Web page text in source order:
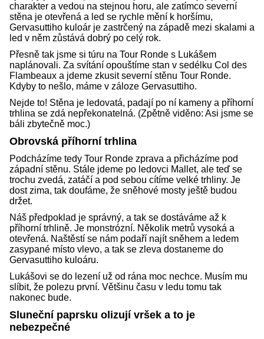
charakter a vedou na stejnou horu, ale zatímco severní
stěna je otevřená a led se rychle mění k horšímu,
Gervasuttiho kuloár je zastrčený na západě mezi skalami a
led v něm zůstává dobrý po celý rok.
Přesně tak jsme si túru na Tour Ronde s Lukášem
naplánovali. Za svítání opouštíme stan v sedélku Col des
Flambeaux a jdeme zkusit severní stěnu Tour Ronde.
Kdyby to nešlo, máme v záloze Gervasuttiho.
Nejde to! Stěna je ledovatá, padají po ní kameny a příhorní
trhlina se zdá nepřekonatelná. (Zpětně viděno: Asi jsme se
báli zbytečně moc.)
Obrovská příhorní trhlina
Podcházíme tedy Tour Ronde zprava a přicházíme pod
západní stěnu. Stále jdeme po ledovci Mallet, ale teď se
trochu zvedá, zatáčí a pod sebou cítíme velké trhliny. Je
dost zima, tak doufáme, že sněhové mosty ještě budou
držet.
Náš předpoklad je správný, a tak se dostáváme až k
příhorní trhlině. Je monstrózní. Několik metrů vysoká a
otevřená. Naštěstí se nám podaří najít sněhem a ledem
zasypané místo vlevo, a tak se zleva dostaneme do
Gervasuttiho kuloáru.
Lukášovi se do lezení už od rána moc nechce. Musím mu
slíbit, že polezu první. Většinu času v ledu tomu tak
nakonec bude.
Sluneční paprsku olizují vršek a to je
nebezpečné